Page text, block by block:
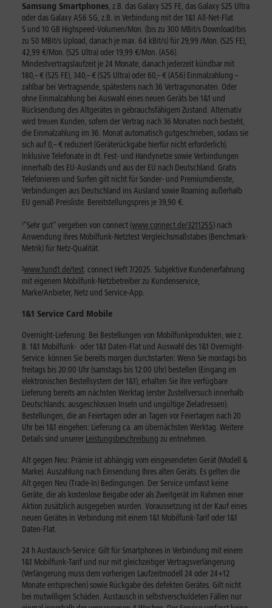
Samsung Smartphones, z.B. das Galaxy S25 FE, das Galaxy S25 Ultra
oder das Galaxy A56 5G, z.B. in Verbindung mit der 1&1 All-Net-Flat
S und 10 GB Highspeed-Volumen/Mon. (bis zu 300 MBit/s Download/bis
zu 50 MBit/s Upload, danach je max. 64 kBit/s) für 29,99 /Mon. (S25 FE),
42,99 €/Mon. (S25 Ultra) oder 19,99 €/Mon. (A56).
Mindestvertragslaufzeit je 24 Monate, danach jederzeit kündbar mit
180,– € (S25 FE), 340,– € (S25 Ultra) oder 60,– € (A56) Einmalzahlung –
zahlbar bei Vertragsende, spätestens nach 36 Vertragsmonaten. Oder
ohne Einmalzahlung bei Auswahl eines neuen Geräts bei 1&1 und
Rücksendung des Altgerätes in gebrauchsfähigem Zustand. Alternativ
wird treuen Kunden, sofern der Vertrag nach 36 Monaten noch besteht,
die Einmalzahlung im 36. Monat automatisch gutgeschrieben, sodass sie
sich auf 0,– € reduziert (Geräterückgabe hierfür nicht erforderlich).
Inklusive Telefonate in dt. Fest- und Handynetze sowie Verbindungen
innerhalb des EU-Auslands und aus der EU nach Deutschland. Gratis
Telefonieren und Surfen gilt nicht für Sonder- und Premiumdienste,
Verbindungen aus Deutschland ins Ausland sowie Roaming außerhalb
EU gemäß Preisliste. Bereitstellungspreis je 39,90 €.
¹"Sehr gut“ vergeben von connect (www.connect.de/3211255) nach
Anwendung ihres Mobilfunk-Netztest Vergleichsmaßstabes (Benchmark-
Metrik) für Netz-Qualität.
²www.1und1.de/test. connect Heft 7/2025. Subjektive Kundenerfahrung
mit eigenem Mobilfunk-Netzbetreiber zu Kundenservice,
Marke/Anbieter, Netz und Service-App.
1&1 Service Card Mobile
Overnight-Lieferung: Bei Bestellungen von Mobilfunkprodukten, wie z.
B. 1&1 Mobilfunk- oder 1&1 Daten-Flat und Auswahl des 1&1 Overnight-
Service können Sie bereits morgen durchstarten: Wenn Sie montags bis
freitags bis 20:00 Uhr (samstags bis 12:00 Uhr) bestellen (Eingang im
elektronischen Bestellsystem der 1&1), erhalten Sie Ihre verfügbare
Lieferung bereits am nächsten Werktag (erster Zustellversuch innerhalb
Deutschlands; ausgeschlossen Inseln und ungültige Zieladressen).
Bestellungen, die an Feiertagen oder an Tagen vor Feiertagen nach 20
Uhr bei 1&1 eingehen: Lieferung ca. am übernächsten Werktag. Weitere
Details sind unserer Leistungsbeschreibung zu entnehmen.
Alt gegen Neu: Prämie ist abhängig vom eingesendeten Gerät (Modell &
Marke). Auszahlung nach Einsendung Ihres alten Geräts. Es gelten die
Alt gegen Neu (Trade-In) Bedingungen. Der Service umfasst keine
Geräte, die als kostenlose Beigabe oder als Zweitgerät im Rahmen einer
Aktion zusätzlich ausgegeben wurden. Voraussetzung ist der Kauf eines
neuen Gerätes in Verbindung mit einem 1&1 Mobilfunk-Tarif oder 1&1
Daten-Flat.
24 h Austausch-Service: Gilt für Smartphones in Verbindung mit einem
1&1 Mobilfunk-Tarif und nur mit gleichzeitiger Vertragsverlängerung
(Verlängerung muss dem vorherigen Laufzeitmodell 24 oder 24+12
Monate entsprechen) sowie Rückgabe des defekten Gerätes. Gilt nicht
bei mutwilligen Schäden. Austausch in selbstverschuldeten Fällen nur